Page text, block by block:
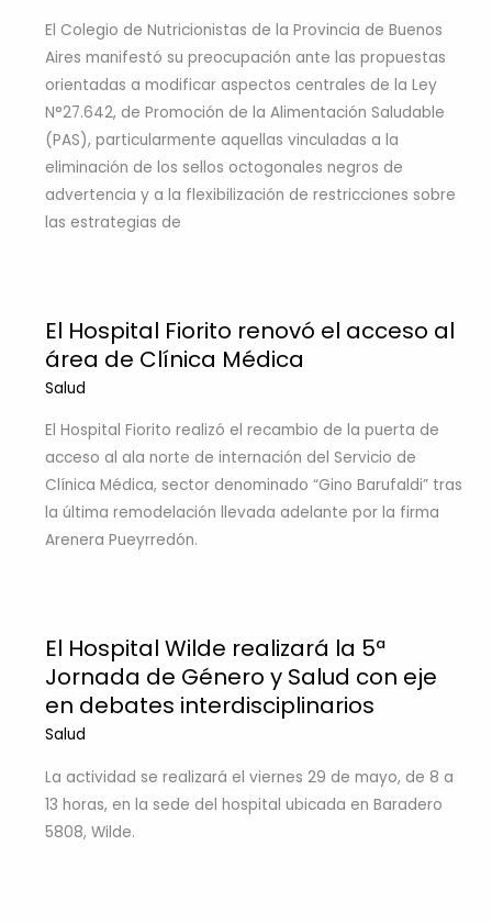
El Colegio de Nutricionistas de la Provincia de Buenos
Aires manifestó su preocupación ante las propuestas
orientadas a modificar aspectos centrales de la Ley
N°27.642, de Promoción de la Alimentación Saludable
(PAS), particularmente aquellas vinculadas a la
eliminación de los sellos octogonales negros de
advertencia y a la flexibilización de restricciones sobre
las estrategias de
El Hospital Fiorito renovó el acceso al
área de Clínica Médica
Salud
El Hospital Fiorito realizó el recambio de la puerta de
acceso al ala norte de internación del Servicio de
Clínica Médica, sector denominado “Gino Barufaldi” tras
la última remodelación llevada adelante por la firma
Arenera Pueyrredón.
El Hospital Wilde realizará la 5ª
Jornada de Género y Salud con eje
en debates interdisciplinarios
Salud
La actividad se realizará el viernes 29 de mayo, de 8 a
13 horas, en la sede del hospital ubicada en Baradero
5808, Wilde.